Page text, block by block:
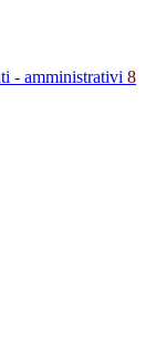
- amministrativi 8